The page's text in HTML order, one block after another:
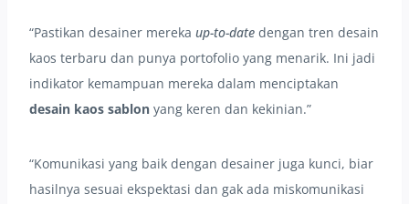
“Pastikan desainer mereka up-to-date dengan tren desain
kaos terbaru dan punya portofolio yang menarik. Ini jadi
indikator kemampuan mereka dalam menciptakan
desain kaos sablon yang keren dan kekinian.”
“Komunikasi yang baik dengan desainer juga kunci, biar
hasilnya sesuai ekspektasi dan gak ada miskomunikasi